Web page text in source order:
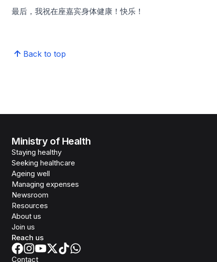
最后，我祝在座嘉宾身体健康！快乐！
Back to top
Ministry of Health
Staying healthy
Seeking healthcare
Ageing well
Managing expenses
Newsroom
Resources
About us
Join us
Reach us
Contact